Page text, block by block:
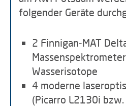
folgender Geräte
2 Finnigan-MAT
Wasserisotope
4 moderne
(Picarro L2130i